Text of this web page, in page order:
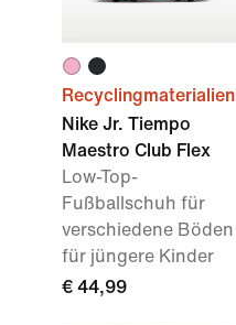
Recyclingmaterialien
Nike Jr. Tiempo
Maestro Club Flex
Low-Top-
Fußballschuh für
verschiedene Böden
für jüngere Kinder
€ 44,99